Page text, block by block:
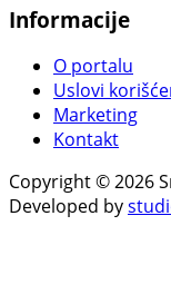
Informacije
O portalu
Uslovi
Marketing
Kontakt
Copyright © 2026
Developed by